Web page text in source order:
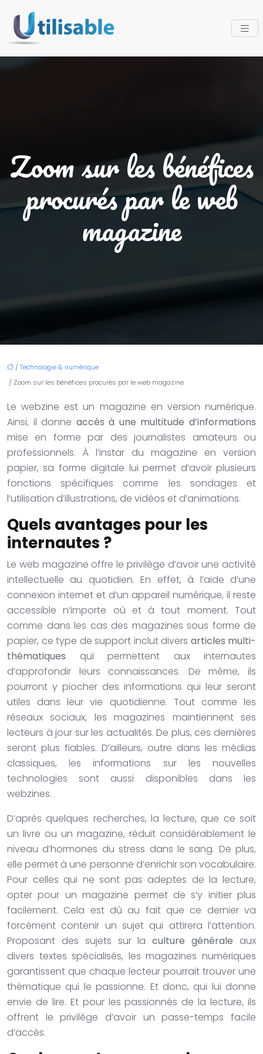
Zoom sur les bénéfices
procurés par le web
magazine
/Technologie & numérique
/ Zoom sur les bénéfices procurés par le web magazine
Le webzine est un magazine en version numérique.
Ainsi, il donne accès à une multitude d’informations
mise en forme par des journalistes amateurs ou
professionnels. À l’instar du magazine en version
papier, sa forme digitale lui permet d’avoir plusieurs
fonctions spécifiques comme les sondages et
l’utilisation d’illustrations, de vidéos et d’animations.
Quels avantages pour les
internautes ?
Le web magazine offre le privilège d’avoir une activité
intellectuelle au quotidien. En effet, à l’aide d’une
connexion internet et d’un appareil numérique, il reste
accessible n’importe où et à tout moment. Tout
comme dans les cas des magazines sous forme de
papier, ce type de support inclut divers articles multi-
thématiques qui permettent aux internautes
d’approfondir leurs connaissances. De même, ils
pourront y piocher des informations qui leur seront
utiles dans leur vie quotidienne. Tout comme les
réseaux sociaux, les magazines maintiennent ses
lecteurs à jour sur les actualités. De plus, ces dernières
seront plus fiables. D’ailleurs, outre dans les médias
classiques, les informations sur les nouvelles
technologies sont aussi disponibles dans les
webzines.
D’après quelques recherches, la lecture, que ce soit
un livre ou un magazine, réduit considérablement le
niveau d’hormones du stress dans le sang. De plus,
elle permet à une personne d’enrichir son vocabulaire.
Pour celles qui ne sont pas adeptes de la lecture,
opter pour un magazine permet de s’y initier plus
facilement. Cela est dû au fait que ce dernier va
forcément contenir un sujet qui attirera l’attention.
Proposant des sujets sur laculture générale aux
divers textes spécialisés, les magazines numériques
garantissent que chaque lecteur pourrait trouver une
thématique qui le passionne. Et donc, qui lui donne
envie de lire. Et pour les passionnés de la lecture, ils
offrent le privilège d’avoir un passe-temps facile
d’accès.